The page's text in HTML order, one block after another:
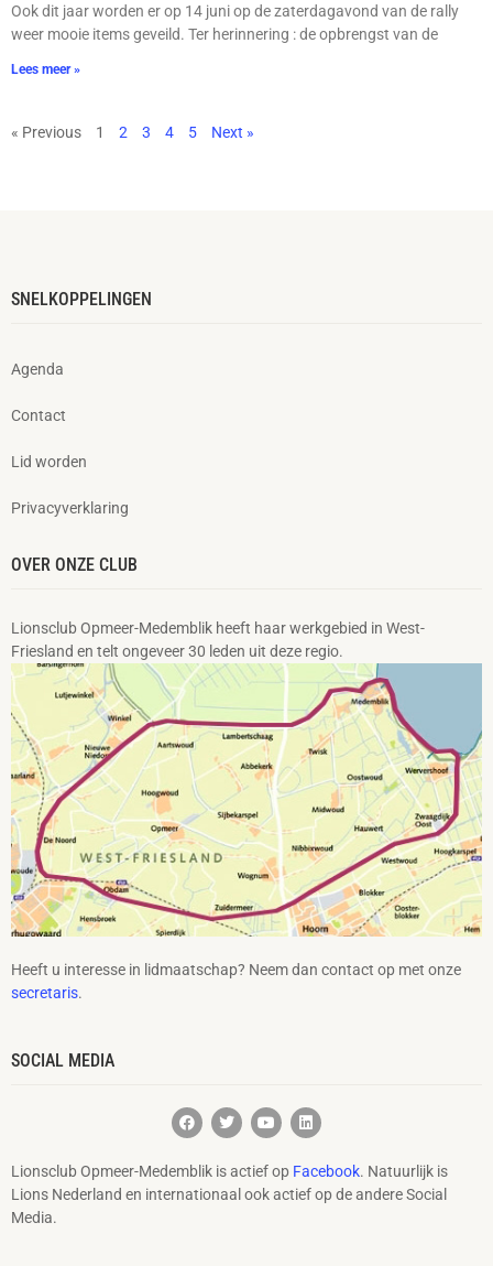
Ook dit jaar worden er op 14 juni op de zaterdagavond van de rally
weer mooie items geveild. Ter herinnering : de opbrengst van de
Lees meer »
« Previous 1 2 3 4 5 Next »
SNELKOPPELINGEN
Agenda
Contact
Lid worden
Privacyverklaring
OVER ONZE CLUB
Lionsclub Opmeer-Medemblik heeft haar werkgebied in West-
Friesland en telt ongeveer 30 leden uit deze regio.
Heeft u interesse in lidmaatschap? Neem dan contact op met onze
secretaris.
SOCIAL MEDIA
Lionsclub Opmeer-Medemblik is actief op Facebook. Natuurlijk is
Lions Nederland en internationaal ook actief op de andere Social
Media.